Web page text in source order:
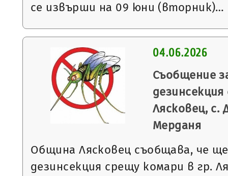
се извърши на 09 юни (вторник)…
04.06.2026
Съобщение
Лясковец, с.
Мерданя
Община Лясковец съобщава, че
дезинсекция срещу комари в гр.